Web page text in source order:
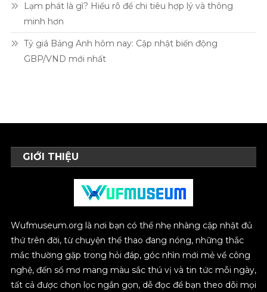
Lạm phát là gì? Hiểu rõ để chi tiêu hợp lý và thông
minh hơn
Tỷ giá Bảng Anh hôm nay: Cập nhật biến động
GBP/VND mới nhất
GIỚI THIỆU
Wufmuseum.org là nơi bạn có thể nhẹ nhàng cập nhật đủ
thứ trên đời, từ chuyện thể thao đang nóng, những thắc
mắc thường gặp trong hỏi đáp, góc nhìn mới mẻ về công
nghệ, đến sổ mơ mang màu sắc thú vị và tin tức mỗi ngày,
tất cả được chọn lọc ngắn gọn, dễ đọc để bạn theo dõi mọi